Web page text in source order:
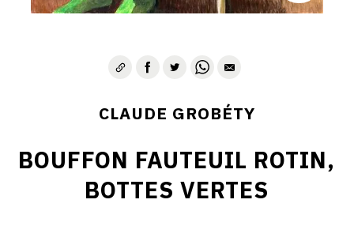
CLAUDE GROBÉTY
BOUFFON FAUTEUIL ROTIN,
BOTTES VERTES